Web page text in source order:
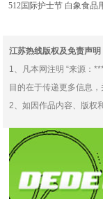
512国际护士节 白象食品
江苏热线版权及免责声明
1、凡本网注明 “来源：
目的在于传递更多信息
2、如因作品内容、版权